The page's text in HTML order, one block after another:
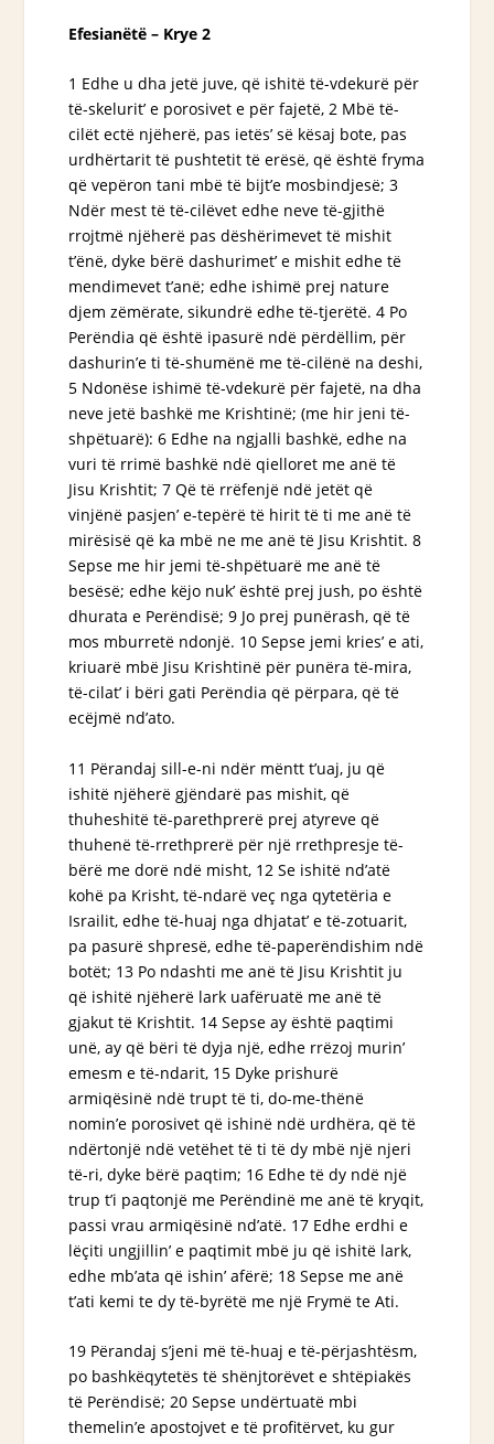
Efesianëtë – Krye 2
1 Edhe udha jetë juve, që ishitë të-vdekurë për
të-skelurit’ e porosivet e për fajetë, 2 Mbë të-
cilët ectë njëherë, pas ietës’ së kësaj bote, pas
urdhërtarit të pushtetit të erësë,që është fryma
që vepëron tani mbë të bijt’e mosbindjesë; 3
Ndër mest të të-cilëvet edhe neve të-gjithë
rrojtmë njëherë pas dëshërimevet të mishit
t’ënë, dyke bërë dashurimet’ e mishit edhe të
mendimevett’anë; edhe ishimë prej nature
djem zëmërate, sikundrë edhe të-tjerëtë. 4 Po
Perëndia që është ipasurë ndë përdëllim, për
dashurin’e ti të-shumënë me të-cilënë na deshi,
5 Ndonëse ishimë të-vdekurë për fajetë, na dha
neve jetë bashkë me Krishtinë; (me hir jeni të-
shpëtuarë): 6 Edhe na ngjalli bashkë, edhe na
vuri të rrimë bashkë ndë qielloret me anë të
Jisu Krishtit; 7 Që të rrëfenjë ndë jetët që
vinjënë pasjen’ e-tepërë të hirit të ti me anë të
mirësisëqë ka mbë ne me anë të Jisu Krishtit. 8
Sepse me hir jemi të-shpëtuarë me anë të
besësë; edhe këjo nuk’është prej jush, po është
dhurata e Perëndisë; 9 Jo prej punërash, që të
mos mburretë ndonjë. 10 Sepse jemi kries’ e ati,
kriuarë mbë Jisu Krishtinë për punëra të-mira,
të-cilat’ i bëri gati Perëndia që përpara, që të
ecëjmë nd’ato.
11 Përandaj sill-e-ni ndër mëntt t’uaj, juqë
ishitë njëherë gjëndarë pas mishit, që
thuheshitë të-parethprerë prej atyreve që
thuhenë të-rrethprerë për një rrethpresje të-
bërë me dorë ndë misht, 12 Se ishitë nd’atë
kohë pa Krisht, të-ndarë veç nga qytetëria e
Israilit, edhe të-huaj nga dhjatat’ e të-zotuarit,
pa pasurë shpresë, edhe të-paperëndishim ndë
botët; 13 Po ndashti me anë të Jisu Krishtit ju
që ishitë njëherë lark uafëruatë me anë të
gjakut të Krishtit. 14 Sepse ay është paqtimi
unë, ay që bëri të dyja një, edhe rrëzoj murin’
emesm e të-ndarit, 15 Dyke prishurë
armiqësinë ndë trupt të ti,do-me-thënë
nomin’e porosivet që ishinë ndë urdhëra, që të
ndërtonjë ndë vetëhet të ti të dy mbë një njeri
të-ri, dyke bërë paqtim; 16 Edhe të dy ndë një
trup t’i paqtonjë me Perëndinë me anë të kryqit,
passi vrau armiqësinë nd’atë. 17 Edhe erdhi e
lëçiti ungjillin’ e paqtimit mbë ju që ishitë lark,
edhe mb’ata që ishin’ afërë; 18 Sepse me anë
t’ati kemi te dy të-byrëtë me një Frymë te Ati.
19 Përandaj s’jeni më të-huaj e të-përjashtësm,
po bashkëqytetës të shënjtorëvet e shtëpiakës
të Perëndisë; 20 Sepse undërtuatë mbi
themelin’e apostojvet e të profitërvet, ku gur